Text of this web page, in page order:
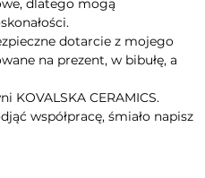
dlatego mogą
dotarcie z mojego
na prezent, w bibułę, a
CERAMICS.
współpracę, śmiało napisz